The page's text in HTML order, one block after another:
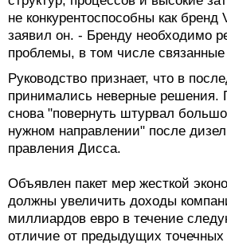
не конкурентоспособны как бренд
заявил он. - Бренду необходимо
проблемы, в том числе
Руководство признает, что в
принимались неверные решения.
снова "повернуть штурвал
нужном направлении" после
правления Дисса.
Объявлен пакет мер жесткой
должны увеличить доходы
миллиардов евро в течение
отличие от предыдущих точечных